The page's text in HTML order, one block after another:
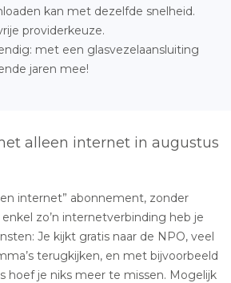
kan met dezelfde snelheid.
providerkeuze.
met een glasvezelaansluiting
jaren mee!
alleen internet in augustus
internet” abonnement, zonder
zo’n internetverbinding heb je
Je kijkt gratis naar de NPO, veel
terugkijken, en met bijvoorbeeld
hoef je niks meer te missen. Mogelijk